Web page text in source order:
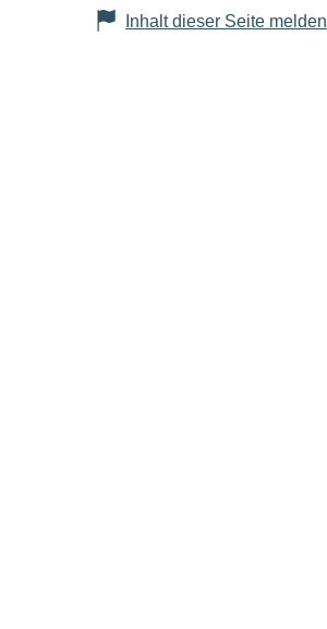
Inhalt dieser Seite melden